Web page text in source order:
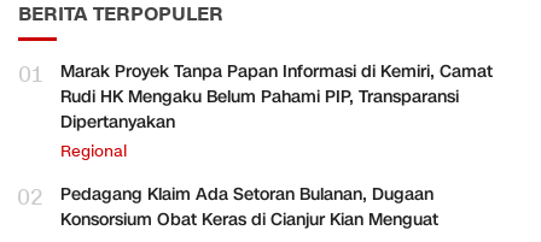
BERITA TERPOPULER
01
Marak Proyek Tanpa Papan Informasi di Kemiri, Camat
Rudi HK Mengaku Belum Pahami PIP, Transparansi
Dipertanyakan
Regional
02
Pedagang Klaim Ada Setoran Bulanan, Dugaan
Konsorsium Obat Keras di Cianjur Kian Menguat